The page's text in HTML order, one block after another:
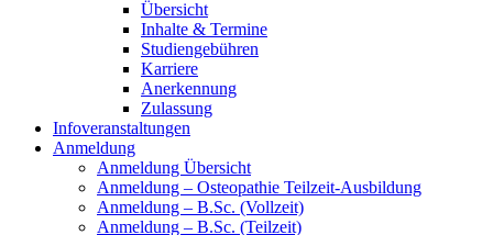
Übersicht
Inhalte & Termine
Studiengebühren
Karriere
Anerkennung
Zulassung
Infoveranstaltungen
Anmeldung
Anmeldung Übersicht
Anmeldung – Osteopathie Teilzeit-Ausbildung
Anmeldung – B.Sc. (Vollzeit)
Anmeldung – B.Sc. (Teilzeit)